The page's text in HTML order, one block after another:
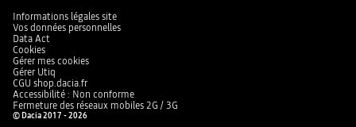
Informations légales site
Vos données personnelles
Data Act
Cookies
Gérer mes cookies
Gérer Utiq
CGU shop.dacia.fr
Accessibilité : Non conforme
Fermeture des réseaux mobiles 2G / 3G
© Dacia 2017 - 2026